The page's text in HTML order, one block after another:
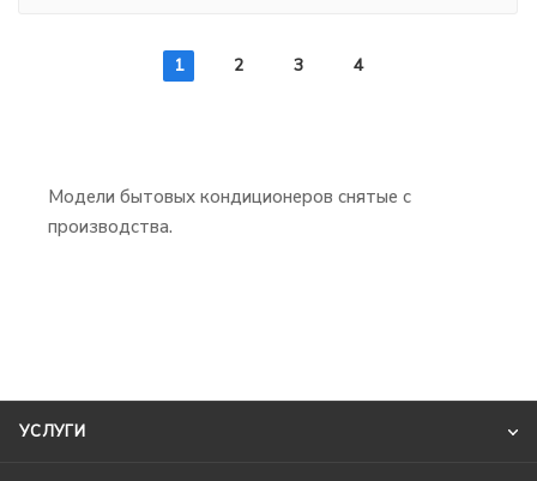
1 2 3 4
Модели бытовых кондиционеров снятые с
производства.
УСЛУГИ